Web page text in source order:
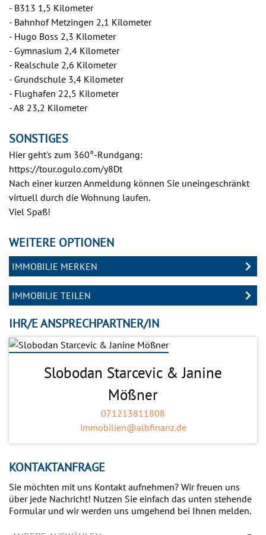
- B313 1,5 Kilometer
- Bahnhof Metzingen 2,1 Kilometer
- Hugo Boss 2,3 Kilometer
- Gymnasium 2,4 Kilometer
- Realschule 2,6 Kilometer
- Grundschule 3,4 Kilometer
- Flughafen 22,5 Kilometer
- A8 23,2 Kilometer
SONSTIGES
Hier geht's zum 360°-Rundgang:
https://tour.ogulo.com/y8Dt
Nach einer kurzen Anmeldung können Sie uneingeschränkt
virtuell durch die Wohnung laufen.
Viel Spaß!
WEITERE OPTIONEN
IMMOBILIE MERKEN
IMMOBILIE TEILEN
IHR/E ANSPRECHPARTNER/IN
Slobodan Starcevic & Janine
Mößner
071213811808
immobilien@albfinanz.de
KONTAKTANFRAGE
Sie möchten mit uns Kontakt aufnehmen? Wir freuen uns
über jede Nachricht! Nutzen Sie einfach das unten stehende
Formular und wir werden uns umgehend bei Ihnen melden.